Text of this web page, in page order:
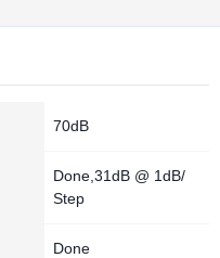
70dB
Done,31dB @ 1dB/
Step
Done